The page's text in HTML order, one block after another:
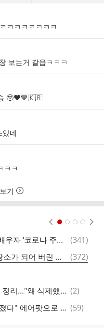
ㅋㅋㅋㅋㅋㅋㅋ
보는거 같읍ㅋㅋㅋ
승 🥹❤️💙🇰🇷
네
ㅋㅋ
기
[단독] ‘코로나 사령관’ 정은경, 배우자 ‘코로나 주식’에 장관 후보서 밀려
댓
(341)
이젠 그저 한국사람들 만남의 장소가 되어 버린 스우파 범접 메가크루 미션 댓글창 근황ㅋㅋㅋㅋㅋ
댓
글
(372)
성매매 의혹에 MC몽까지? SNS 정리…"왜 삭제했나요?" '업무배제'에 쏠린 관심 댓
(2)
"더보이즈, 더비의 세상이 무너졌다" 에어팟으로 열고 성매매 논란으로 닫았다 댓
(59)